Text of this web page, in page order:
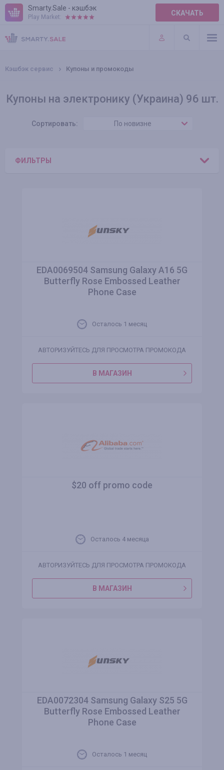
Smarty.Sale - кэшбэк
Play Market: СКАЧАТЬ
ПРАВИЛА
ПЛАГИНЫ
Кэшбэк сервис Купоны и промокоды
Купоны на электронику (Украина) 96 шт.
Сортировать: По новизне
ФИЛЬТРЫ
EDA0069504 Samsung Galaxy A16 5G
Butterfly Rose Embossed Leather
Phone Case
Осталось 1 месяц
АВТОРИЗУЙТЕСЬ ДЛЯ ПРОСМОТРА ПРОМОКОДА
В МАГАЗИН
$20 off promo code
Осталось 4 месяца
АВТОРИЗУЙТЕСЬ ДЛЯ ПРОСМОТРА ПРОМОКОДА
В МАГАЗИН
EDA0072304 Samsung Galaxy S25 5G
Butterfly Rose Embossed Leather
Phone Case
Осталось 1 месяц